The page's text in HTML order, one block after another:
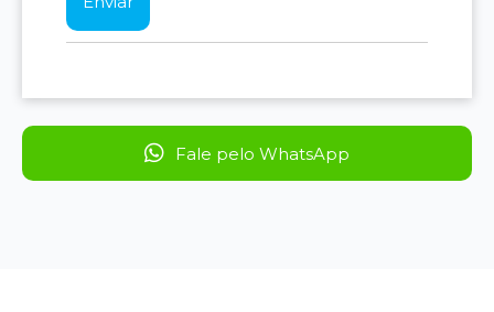
Fale pelo WhatsApp